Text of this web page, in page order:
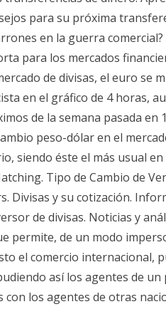
para su próxima
en la guerra
para los mercados
de divisas, el euro se
en el gráfico de 4 horas,
de la semana pasada en
peso-dólar en el
siendo éste el más usual en
Tipo de Cambio de
Divisas y su cotización.
de divisas. Noticias y
permite, de un modo
el comercio internacional,
así los agentes de un
los agentes de otras